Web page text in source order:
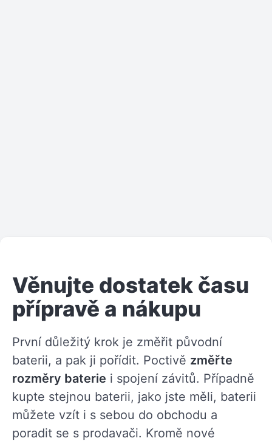
Věnujte dostatek času
přípravě a nákupu
První důležitý krok je změřit původní
baterii, a pak ji pořídit. Poctivě změřte
rozměry baterie i spojení závitů. Případně
kupte stejnou baterii, jako jste měli, baterii
můžete vzít i s sebou do obchodu a
poradit se s prodavači. Kromě nové